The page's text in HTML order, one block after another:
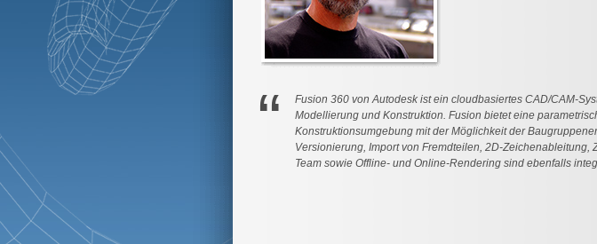
“
Fusion 360 von Autodesk ist ein cloudbasiertes CAD/CAM-
Modellierung und Konstruktion. Fusion bietet eine
Konstruktionsumgebung mit der Möglichkeit der
Versionierung, Import von Fremdteilen, 2D-Zeichenableitung,
Team sowie Offline- und Online-Rendering sind ebenfalls